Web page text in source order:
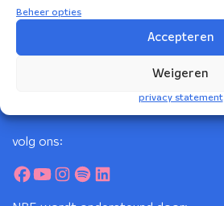
Beheer opties
Accepteren
Weigeren
privacy statement
Korte Leidsedwarsstraat 12
volg ons: